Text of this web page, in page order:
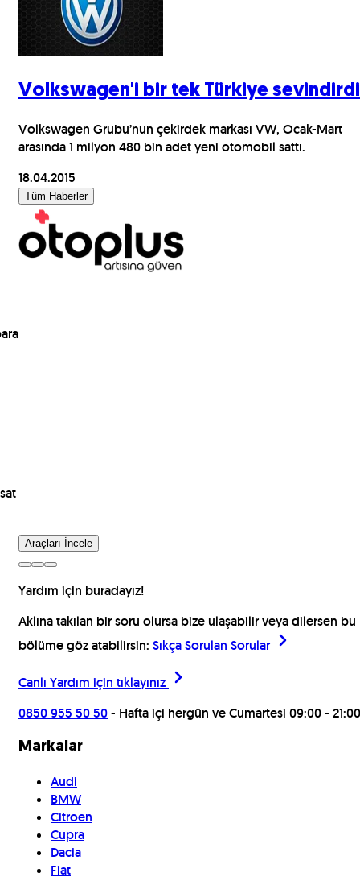
Volkswagen'i bir tek Türkiye sevindirdi
Volkswagen Grubu’nun çekirdek markası VW, Ocak-Mart
arasında 1 milyon 480 bin adet yeni otomobil sattı.
18.04.2015
Tüm Haberler
Araçları İncele
Yardım için buradayız!
Aklına takılan bir soru olursa bize ulaşabilir veya dilersen bu
bölüme göz atabilirsin: Sıkça Sorulan Sorular
Canlı Yardım için tıklayınız
0850 955 50 50- Hafta içi hergün ve Cumartesi 09:00 - 21:00
Markalar
Audi
BMW
Citroen
Cupra
Dacia
Fiat